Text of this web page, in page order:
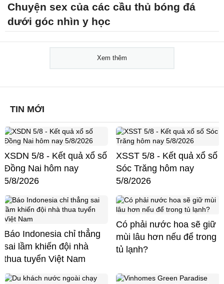
Chuyện sex của các cầu thủ bóng đá
dưới góc nhìn y học
Xem thêm
TIN MỚI
XSDN 5/8 - Kết quả xổ số
Đồng Nai hôm nay
5/8/2026
XSST 5/8 - Kết quả xổ số
Sóc Trăng hôm nay
5/8/2026
Báo Indonesia chỉ thẳng
sai lầm khiến đội nhà
thua tuyển Việt Nam
Có phải nước hoa sẽ giữ
mùi lâu hơn nếu để trong
tủ lạnh?